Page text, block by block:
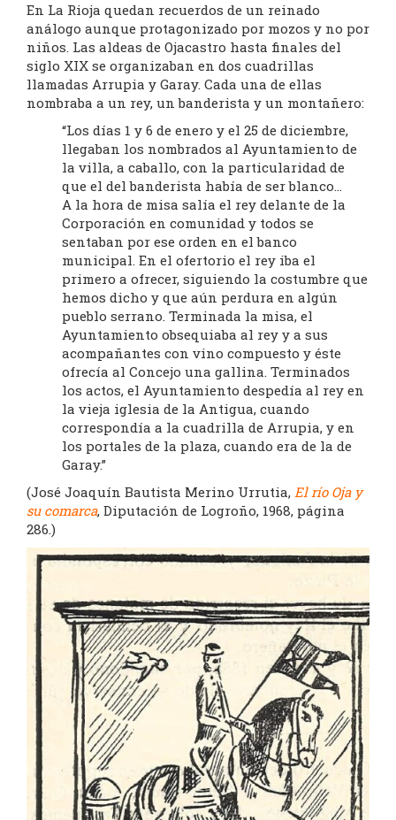
En La Rioja quedan recuerdos de un reinado
análogo aunque protagonizado por mozos y no por
niños. Las aldeas de Ojacastro hasta finales del
siglo XIX se organizaban en dos cuadrillas
llamadas Arrupia y Garay. Cada una de ellas
nombraba a un rey, un banderista y un montañero:
“Los días 1 y 6 de enero y el 25 de diciembre,
llegaban los nombrados al Ayuntamiento de
la villa, a caballo, con la particularidad de
que el del banderista había de ser blanco…
A la hora de misa salía el rey delante de la
Corporación en comunidad y todos se
sentaban por ese orden en el banco
municipal. En el ofertorio el rey iba el
primero a ofrecer, siguiendo la costumbre que
hemos dicho y que aún perdura en algún
pueblo serrano. Terminada la misa, el
Ayuntamiento obsequiaba al rey y a sus
acompañantes con vino compuesto y éste
ofrecía al Concejo una gallina. Terminados
los actos, el Ayuntamiento despedía al rey en
la vieja iglesia de la Antigua, cuando
correspondía a la cuadrilla de Arrupia, y en
los portales de la plaza, cuando era de la de
Garay.”
(José Joaquín Bautista Merino Urrutia, El río Oja y
su comarca, Diputación de Logroño, 1968, página
286.)